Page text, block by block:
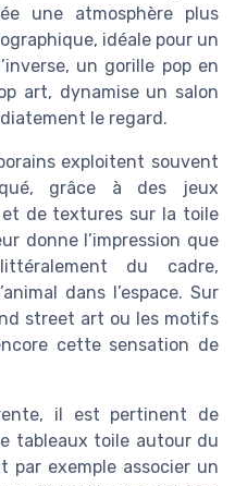
une atmosphère plus
idéale pour un
un gorille pop en
art, dynamise un salon
le regard.
exploitent souvent
grâce à des jeux
et de textures sur la toile
donne l’impression que
du cadre,
dans l’espace. Sur
street art ou les motifs
cette sensation de
il est pertinent de
tableaux toile autour du
par exemple associer un